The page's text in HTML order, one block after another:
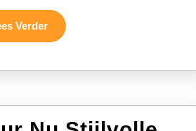
VerderLees
Verder